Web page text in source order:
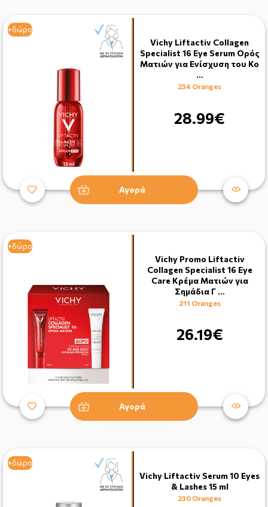
+δώρο
Vichy Liftactiv Collagen
Specialist 16 Eye Serum Ορός
Ματιών για Ενίσχυση του Κο
…
234 Oranges
28.99€
Αγορά
+δώρο
Vichy Promo Liftactiv
Collagen Specialist 16 Eye
Care Κρέμα Ματιών για
Σημάδια Γ …
211 Oranges
26.19€
Αγορά
+δώρο
Vichy Liftactiv Serum 10 Eyes
& Lashes 15 ml
230 Oranges